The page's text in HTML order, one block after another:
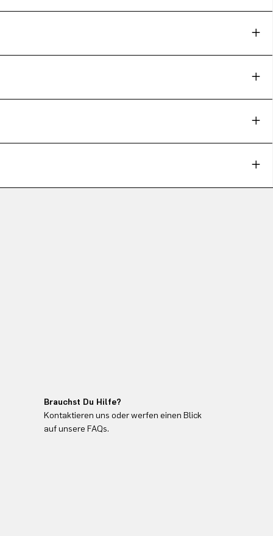
Brauchst Du Hilfe?
Kontaktieren uns oder werfen einen Blick
auf unsere FAQs.